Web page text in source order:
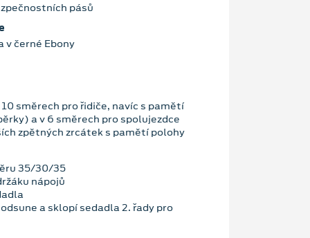
pásů
v černé Ebony
směrech pro řidiče, navíc s pamětí
a v 6 směrech pro spolujezdce
zpětných zrcátek s pamětí polohy
35/30/35
nápojů